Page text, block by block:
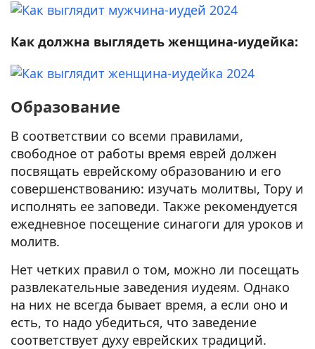
Как должна выглядеть женщина-иудейка:
Образование
В соответствии со всеми правилами,
свободное от работы время еврей должен
посвящать еврейскому образованию и его
совершенствованию: изучать молитвы, Тору и
исполнять ее заповеди. Также рекомендуется
ежедневное посещение синагоги для уроков и
молитв.
Нет четких правил о том, можно ли посещать
развлекательные заведения иудеям. Однако
на них не всегда бывает время, а если оно и
есть, то надо убедиться, что заведение
соответствует духу еврейских традиций.